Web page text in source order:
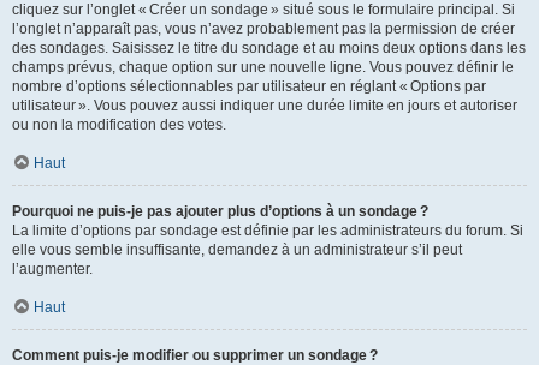
cliquez sur l’onglet « Créer un sondage » situé sous le formulaire principal. Si
l’onglet n’apparaît pas, vous n’avez probablement pas la permission de créer
des sondages. Saisissez le titre du sondage et au moins deux options dans les
champs prévus, chaque option sur une nouvelle ligne. Vous pouvez définir le
nombre d’options sélectionnables par utilisateur en réglant « Options par
utilisateur ». Vous pouvez aussi indiquer une durée limite en jours et autoriser
ou non la modification des votes.
Haut
Pourquoi ne puis-je pas ajouter plus d’options à un sondage ?
La limite d’options par sondage est définie par les administrateurs du forum. Si
elle vous semble insuffisante, demandez à un administrateur s’il peut
l’augmenter.
Haut
Comment puis-je modifier ou supprimer un sondage ?